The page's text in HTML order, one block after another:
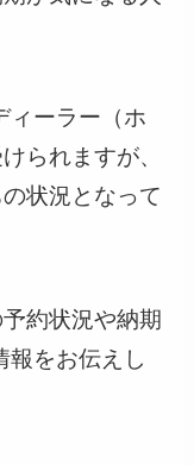
ィーラー（ホ
られますが、
状況となって
約状況や納期
報をお伝えし